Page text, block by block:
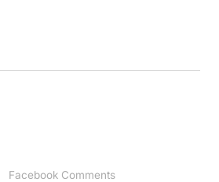
Facebook Comments